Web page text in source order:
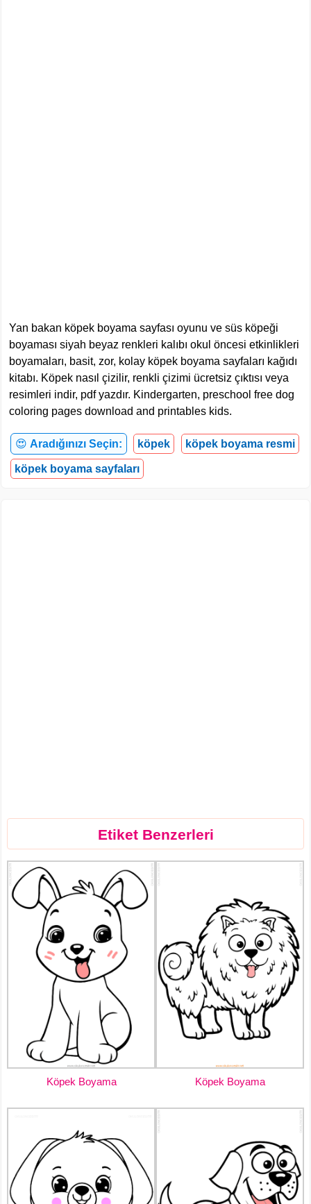
Yan bakan köpek boyama sayfası oyunu ve süs köpeği
boyaması siyah beyaz renkleri kalıbı okul öncesi etkinlikleri
boyamaları, basit, zor, kolay köpek boyama sayfaları kağıdı
kitabı. Köpek nasıl çizilir, renkli çizimi ücretsiz çıktısı veya
resimleri indir, pdf yazdır. Kindergarten, preschool free dog
coloring pages download and printables kids.
😍 Aradığınızı Seçin: köpek köpek boyama resmi
köpek boyama sayfaları
Etiket Benzerleri
Köpek Boyama Köpek Boyama